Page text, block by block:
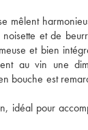
mêlent
et de
et bien
au vin une
bouche est
idéal pour